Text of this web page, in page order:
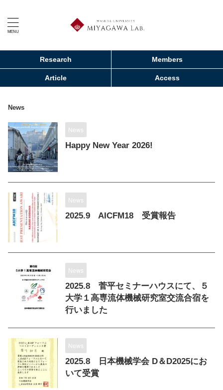
Research Members
Article Access
News
News
Happy New Year 2026!
News
2025.9 AICFM18 受賞報告
News
2025.8 菅平セミナーハウスにて、５
大学１高専流体機械研究室交流合宿を
行いました
News
2025.8 日本機械学会 D＆D2025にお
いて受賞